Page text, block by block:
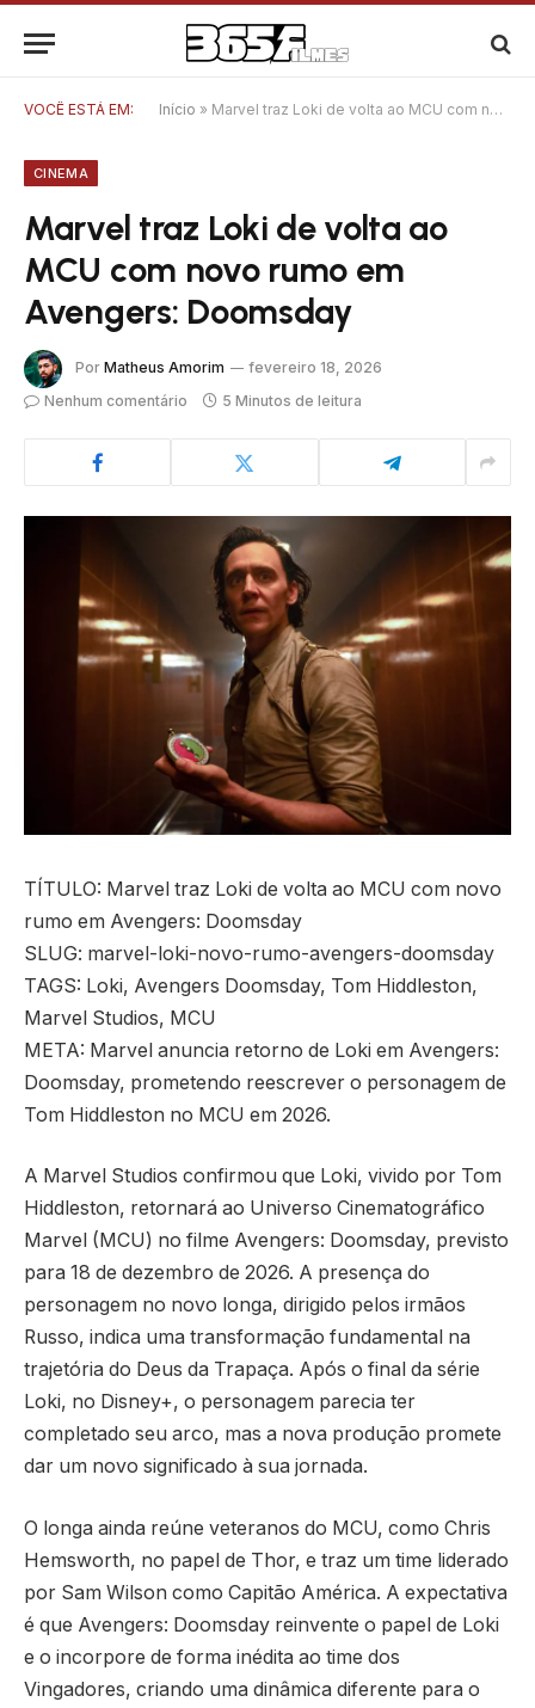
VOCÊ ESTÁ EM: Início » Marvel traz Loki de volta ao MCU com novo rumo em Avengers: Doomsday
CINEMA
Marvel traz Loki de volta ao
MCU com novo rumo em
Avengers: Doomsday
Por Matheus Amorim
fevereiro 18, 2026
Nenhum comentário
5 Minutos de leitura
TÍTULO: Marvel traz Loki de volta ao MCU com novo
rumo em Avengers: Doomsday
SLUG: marvel-loki-novo-rumo-avengers-doomsday
TAGS: Loki, Avengers Doomsday, Tom Hiddleston,
Marvel Studios, MCU
META: Marvel anuncia retorno de Loki em Avengers:
Doomsday, prometendo reescrever o personagem de
Tom Hiddleston no MCU em 2026.
A Marvel Studios confirmou que Loki, vivido por Tom
Hiddleston, retornará ao Universo Cinematográfico
Marvel (MCU) no filme Avengers: Doomsday, previsto
para 18 de dezembro de 2026. A presença do
personagem no novo longa, dirigido pelos irmãos
Russo, indica uma transformação fundamental na
trajetória do Deus da Trapaça. Após o final da série
Loki, no Disney+, o personagem parecia ter
completado seu arco, mas a nova produção promete
dar um novo significado à sua jornada.
O longa ainda reúne veteranos do MCU, como Chris
Hemsworth, no papel de Thor, e traz um time liderado
por Sam Wilson como Capitão América. A expectativa
é que Avengers: Doomsday reinvente o papel de Loki
e o incorpore de forma inédita ao time dos
Vingadores, criando uma dinâmica diferente para o